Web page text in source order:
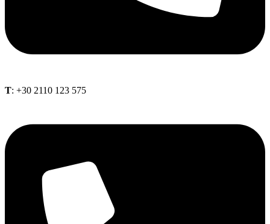
Τ: +30 2110 123 575